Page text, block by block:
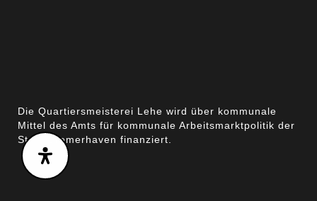
Die Quartiersmeisterei Lehe wird über kommunale
Mittel des Amts für kommunale Arbeitsmarktpolitik der
Stadt Bremerhaven finanziert.